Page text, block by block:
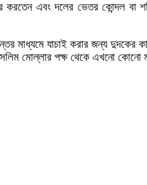
এবং দলের ভেতর কোন্দল বা
মাধ্যমে যাচাই করার জন্য দুদকের
মোল্লার পক্ষ থেকে এখনো কোনো